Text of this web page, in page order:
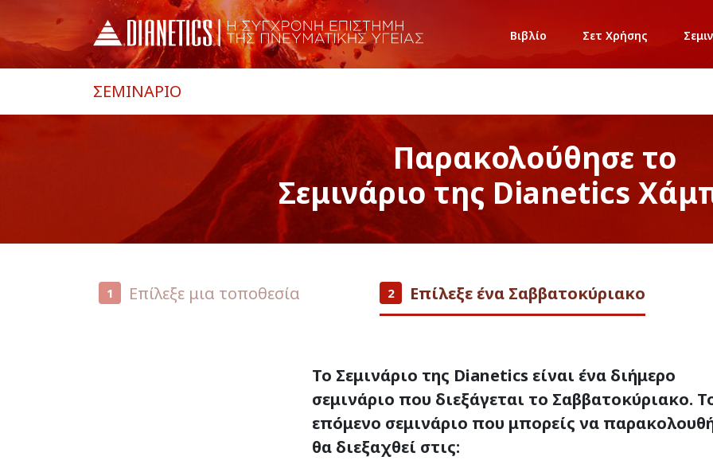
Βιβλίο Σετ Χρήσης
ΣΕΜΙΝΑΡΙΟ
Παρακολούθησε το
Σεμινάριο της Dianetics
1 Επίλεξε μια τοποθεσία 2 Επίλεξε ένα Σαββατοκύριακο
Το Σεμινάριο της Dianetics είναι ένα διήμερο
σεμινάριο που διεξάγεται το Σαββατοκύριακο.
επόμενο σεμινάριο που μπορείς να
θα διεξαχθεί στις: